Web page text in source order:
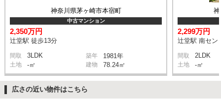
神奈川県茅ヶ崎市本宿町
中古マンション
2,350万円
辻堂駅 徒歩13分
間取 3LDK 築年 1981年
土地 -㎡ 建物 78.24㎡
2,299万円
辻堂駅 南セン
間取 2LDK
土地 -㎡
広さの近い物件はこちら